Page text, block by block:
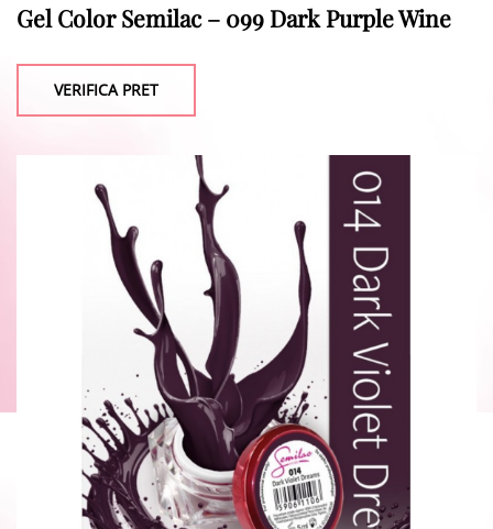
Gel Color Semilac – 099 Dark Purple Wine
VERIFICA PRET